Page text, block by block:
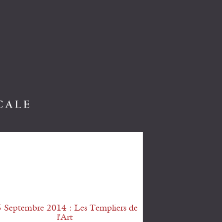
Septembre 2014 : Les Templiers de
l'Art